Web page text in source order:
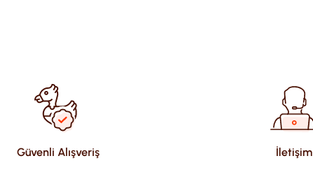
Güvenli Alışveriş İletişim